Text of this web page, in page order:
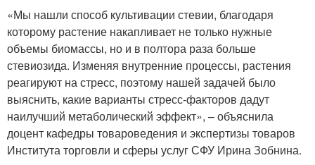
«Мы нашли способ культивации стевии, благодаря
которому растение накапливает не только нужные
объемы биомассы, но и в полтора раза больше
стевиозида. Изменяя внутренние процессы, растения
реагируют на стресс, поэтому нашей задачей было
выяснить, какие варианты стресс-факторов дадут
наилучший метаболический эффект», – объяснила
доцент кафедры товароведения и экспертизы товаров
Института торговли и сферы услуг СФУ Ирина Зобнина.